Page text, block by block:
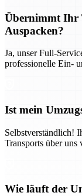
Übernimmt Ihr
Auspacken?
Ja, unser Full-
professionelle Ein-
Ist mein
Selbstverständlich!
Transports über uns
Wie läuft der